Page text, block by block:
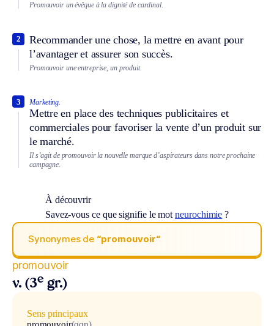
Promouvoir un évêque à la dignité de cardinal.
Recommander une chose, la mettre en avant pour
l’avantager et assurer son succès.
2
Promouvoir une entreprise, un produit.
Marketing.
Mettre en place des techniques publicitaires et
commerciales pour favoriser la vente d’un produit sur
le marché.
3
Il s’agit de promouvoir la nouvelle marque d’aspirateurs dans notre prochaine
campagne.
À découvrir
Savez-vous ce que signifie le motneurochimie ?
Synonymes de “promouvoir“
promouvoir
v. (3e gr.)
Sens principaux